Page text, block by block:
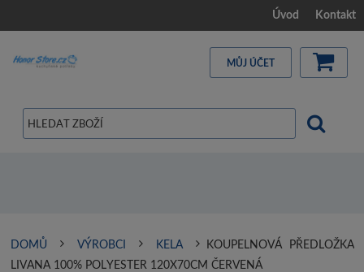
Úvod Kontakt
MŮJ ÚČET
DOMŮ VÝROBCI KELA
KOUPELNOVÁ PŘEDLOŽKA
LIVANA 100% POLYESTER 120X70CM ČERVENÁ